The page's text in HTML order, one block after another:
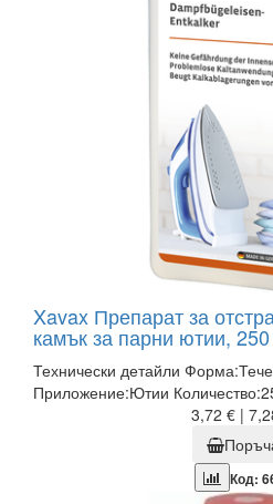
Xavax Препарат за
камък за парни ютии,
Технически детайли
Приложение:Ютии
3,72 € |
Код: